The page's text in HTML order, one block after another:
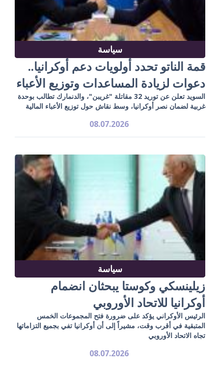
سياسة
قمة الناتو تحدد أولويات دعم أوكرانيا..
دعوات لزيادة المساعدات وتوزيع الأعباء
السويد تعلن عن توريد 32 مقاتلة "غريبن"، والدنمارك تطالب بوحدة
غربية لضمان نصر أوكرانيا، وسط نقاش حول توزيع الأعباء المالية
08.07.2026
سياسة
زيلينسكي وكوستا يبحثان انضمام
أوكرانيا للاتحاد الأوروبي
الرئيس الأوكراني يؤكد على ضرورة فتح المجموعات الخمس
المتبقية في أقرب وقت، مشيراً إلى أن أوكرانيا تفي بجميع التزاماتها
تجاه الاتحاد الأوروبي
08.07.2026